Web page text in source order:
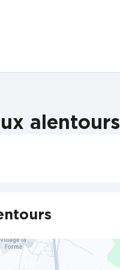
alentours